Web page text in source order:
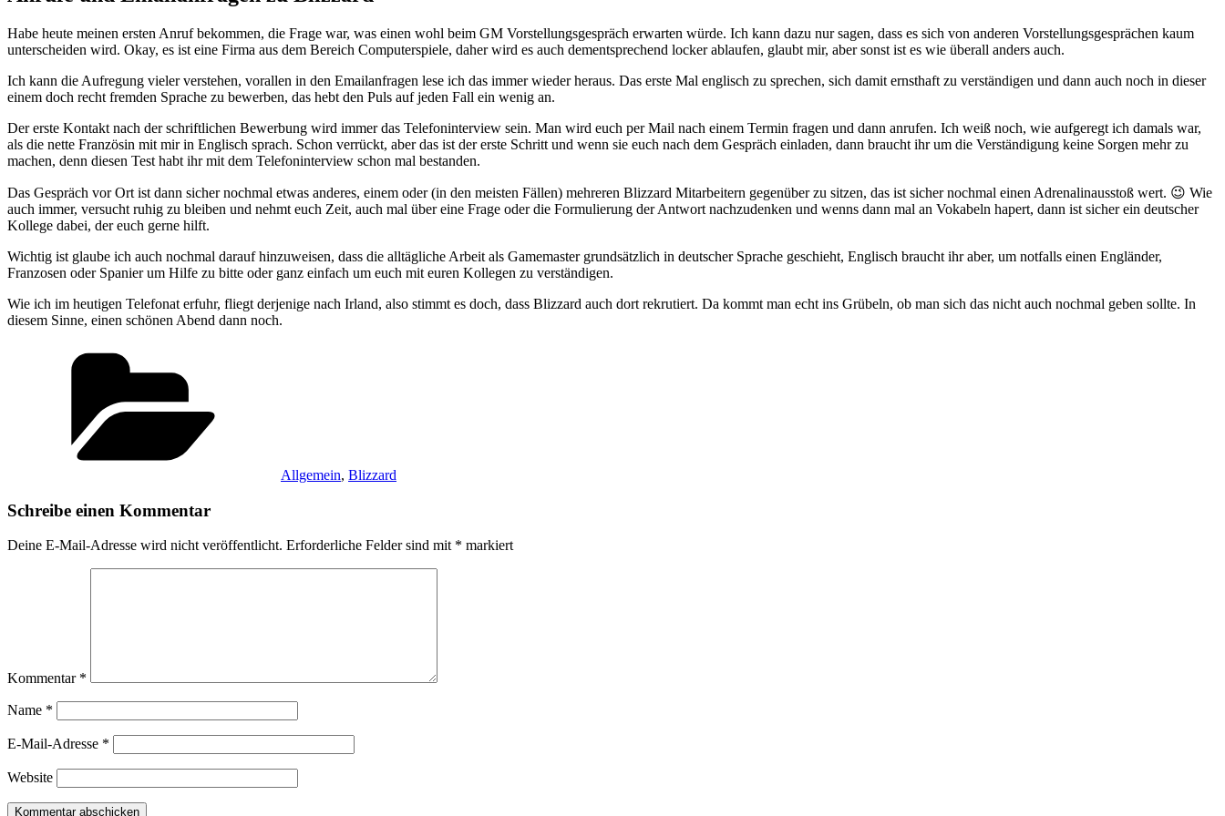
Habe heute meinen ersten Anruf bekommen, die Frage war, was einen wohl beim GM Vorstellungsgespräch erwarten würde. Ich kann dazu nur sagen, dass es sich von anderen Vorstellungsgesprächen kaum
unterscheiden wird. Okay, es ist eine Firma aus dem Bereich Computerspiele, daher wird es auch dementsprechend locker ablaufen, glaubt mir, aber sonst ist es wie überall anders auch.
Ich kann die Aufregung vieler verstehen, vorallen in den Emailanfragen lese ich das immer wieder heraus. Das erste Mal englisch zu sprechen, sich damit ernsthaft zu verständigen und dann auch noch in dieser
einem doch recht fremden Sprache zu bewerben, das hebt den Puls auf jeden Fall ein wenig an.
Der erste Kontakt nach der schriftlichen Bewerbung wird immer das Telefoninterview sein. Man wird euch per Mail nach einem Termin fragen und dann anrufen. Ich weiß noch, wie aufgeregt ich damals war,
als die nette Französin mit mir in Englisch sprach. Schon verrückt, aber das ist der erste Schritt und wenn sie euch nach dem Gespräch einladen, dann braucht ihr um die Verständigung keine Sorgen mehr zu
machen, denn diesen Test habt ihr mit dem Telefoninterview schon mal bestanden.
Das Gespräch vor Ort ist dann sicher nochmal etwas anderes, einem oder (in den meisten Fällen) mehreren Blizzard Mitarbeitern gegenüber zu sitzen, das ist sicher nochmal einen Adrenalinausstoß wert. 😉 Wie
auch immer, versucht ruhig zu bleiben und nehmt euch Zeit, auch mal über eine Frage oder die Formulierung der Antwort nachzudenken und wenns dann mal an Vokabeln hapert, dann ist sicher ein deutscher
Kollege dabei, der euch gerne hilft.
Wichtig ist glaube ich auch nochmal darauf hinzuweisen, dass die alltägliche Arbeit als Gamemaster grundsätzlich in deutscher Sprache geschieht, Englisch braucht ihr aber, um notfalls einen Engländer,
Franzosen oder Spanier um Hilfe zu bitte oder ganz einfach um euch mit euren Kollegen zu verständigen.
Wie ich im heutigen Telefonat erfuhr, fliegt derjenige nach Irland, also stimmt es doch, dass Blizzard auch dort rekrutiert. Da kommt man echt ins Grübeln, ob man sich das nicht auch nochmal geben sollte. In
diesem Sinne, einen schönen Abend dann noch.
Allgemein, Blizzard
Schreibe einen Kommentar
Deine E-Mail-Adresse wird nicht veröffentlicht. Erforderliche Felder sind mit * markiert
Kommentar *
Name *
E-Mail-Adresse *
Website